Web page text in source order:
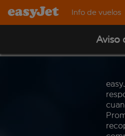
Info de vuelos
Aviso